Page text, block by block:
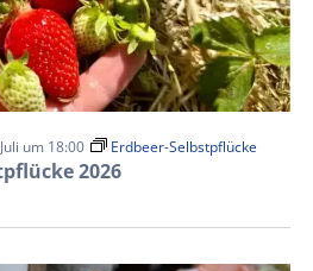
2026
um 18:00 Erdbeer-Selbstpflücke